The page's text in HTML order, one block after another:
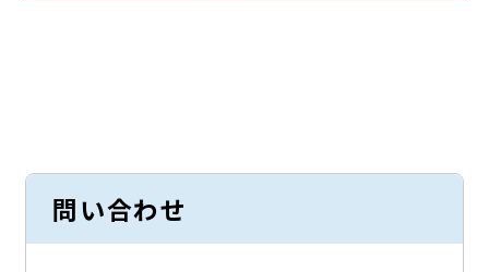
問い合わせ